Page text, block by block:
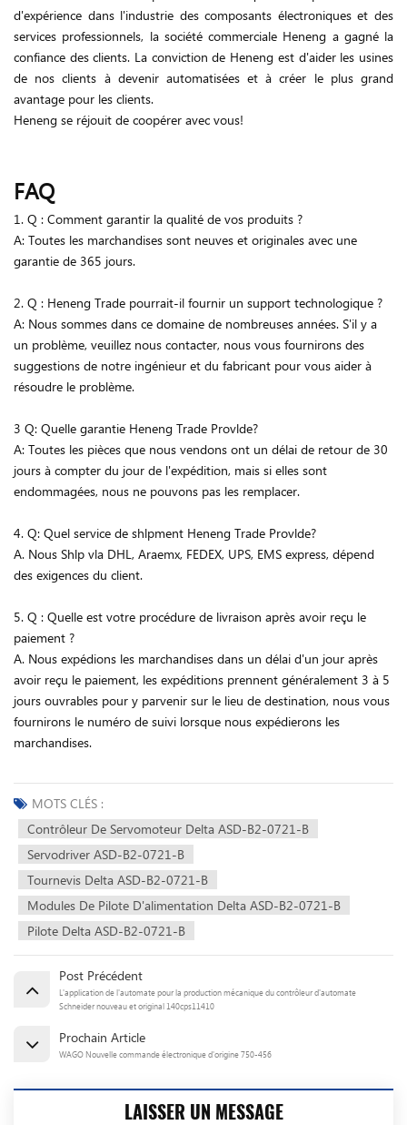
d'expérience dans l'industrie des composants électroniques et des
services professionnels, la société commerciale Heneng a gagné la
confiance des clients. La conviction de Heneng est d'aider les usines
de nos clients à devenir automatisées et à créer le plus grand
avantage pour les clients.
Heneng se réjouit de coopérer avec vous!
FAQ
1. Q : Comment garantir la qualité de vos produits ?
A: Toutes les marchandises sont neuves et originales avec une
garantie de 365 jours.
2. Q : Heneng Trade pourrait-il fournir un support technologique ?
A: Nous sommes dans ce domaine de nombreuses années. S'il y a
un problème, veuillez nous contacter, nous vous fournirons des
suggestions de notre ingénieur et du fabricant pour vous aider à
résoudre le problème.
3 Q: Quelle garantie Heneng Trade Provlde?
A: Toutes les pièces que nous vendons ont un délai de retour de 30
jours à compter du jour de l'expédition, mais si elles sont
endommagées, nous ne pouvons pas les remplacer.
4. Q: Quel service de shlpment Heneng Trade Provlde?
A. Nous Shlp vla DHL, Araemx, FEDEX, UPS, EMS express, dépend
des exigences du client.
5. Q : Quelle est votre procédure de livraison après avoir reçu le
paiement ?
A. Nous expédions les marchandises dans un délai d'un jour après
avoir reçu le paiement, les expéditions prennent généralement 3 à 5
jours ouvrables pour y parvenir sur le lieu de destination, nous vous
fournirons le numéro de suivi lorsque nous expédierons les
marchandises.
MOTS CLÉS :
Contrôleur De Servomoteur Delta ASD-B2-0721-B
Servodriver ASD-B2-0721-B
Tournevis Delta ASD-B2-0721-B
Modules De Pilote D'alimentation Delta ASD-B2-0721-B
Pilote Delta ASD-B2-0721-B
Post Précédent
L'application de l'automate pour la production mécanique du contrôleur d'automate
Schneider nouveau et original 140cps11410
Prochain Article
WAGO Nouvelle commande électronique d'origine 750-456
LAISSER UN MESSAGE